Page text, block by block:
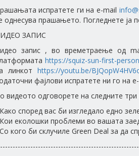
испратете ги на e-mail
однесува прашањето. Погледнете ја
ЗАПИС
запис , во времетраење од
https://squiz-sun-first-
линкотhttps://youtu.be/
фајлови испратете ни го на
видеото одговорете на следните
според вас би изгледало едно
еколошки проблеми во вашата
кого би склучиле Green Deal за да